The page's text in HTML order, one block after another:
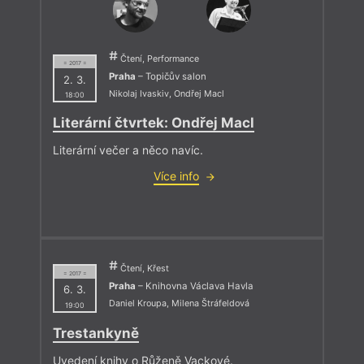
= 2017 =
2. 3.
18:00
Čtení, Performance
Praha – Topičův salon
Nikolaj Ivaskiv, Ondřej Macl
Literární čtvrtek: Ondřej Macl
Literární večer a něco navíc.
Více info
= 2017 =
6. 3.
19:00
Čtení, Křest
Praha – Knihovna Václava Havla
Daniel Kroupa, Milena Štráfeldová
Trestankyně
Uvedení knihy o Růženě Vackové.